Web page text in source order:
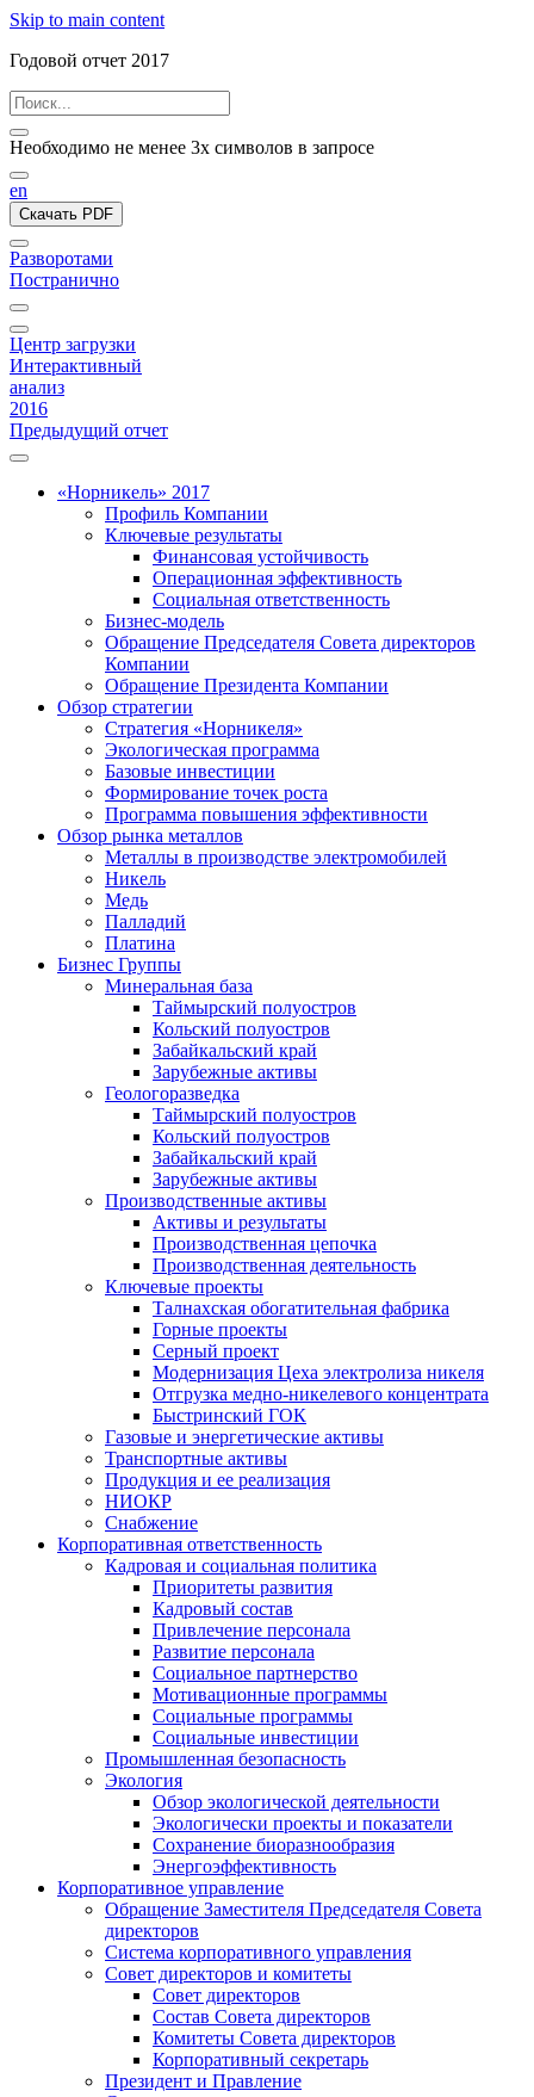
Skip to main content
Годовой отчет 2017
Необходимо не менее 3х символов в запросе
en
Скачать PDF
Разворотами
Постранично
Центр загрузки
Интерактивный
анализ
2016
Предыдущий отчет
«Норникель» 2017
Профиль Компании
Ключевые результаты
Финансовая устойчивость
Операционная эффективность
Социальная ответственность
Бизнес-модель
Обращение Председателя Совета директоров
Компании
Обращение Президента Компании
Обзор стратегии
Стратегия «Норникеля»
Экологическая программа
Базовые инвестиции
Формирование точек роста
Программа повышения эффективности
Обзор рынка металлов
Металлы в производстве электромобилей
Никель
Медь
Палладий
Платина
Бизнес Группы
Минеральная база
Таймырский полуостров
Кольский полуостров
Забайкальский край
Зарубежные активы
Геологоразведка
Таймырский полуостров
Кольский полуостров
Забайкальский край
Зарубежные активы
Производственные активы
Активы и результаты
Производственная цепочка
Производственная деятельность
Ключевые проекты
Талнахская обогатительная фабрика
Горные проекты
Серный проект
Модернизация Цеха электролиза никеля
Отгрузка медно-никелевого концентрата
Быстринский ГОК
Газовые и энергетические активы
Транспортные активы
Продукция и ее реализация
НИОКР
Снабжение
Корпоративная ответственность
Кадровая и социальная политика
Приоритеты развития
Кадровый состав
Привлечение персонала
Развитие персонала
Социальное партнерство
Мотивационные программы
Социальные программы
Социальные инвестиции
Промышленная безопасность
Экология
Обзор экологической деятельности
Экологически проекты и показатели
Сохранение биоразнообразия
Энергоэффективность
Корпоративное управление
Обращение Заместителя Председателя Совета
директоров
Система корпоративного управления
Совет директоров и комитеты
Совет директоров
Состав Совета директоров
Комитеты Совета директоров
Корпоративный секретарь
Президент и Правление